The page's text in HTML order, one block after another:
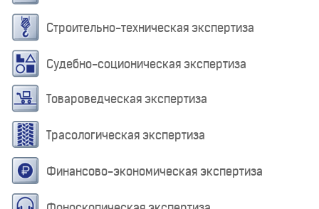
Строительно-техническая экспертиза
Судебно-соционическая экспертиза
Товароведческая экспертиза
Трасологическая экспертиза
Финансово-экономическая экспертиза